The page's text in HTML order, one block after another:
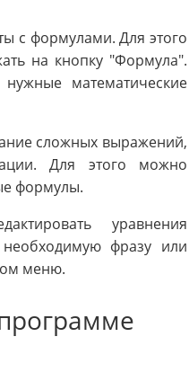
с формулами. Для этого
на кнопку "Формула".
математические
сложных выражений,
Для этого можно
формулы.
уравнения
фразу или
меню.